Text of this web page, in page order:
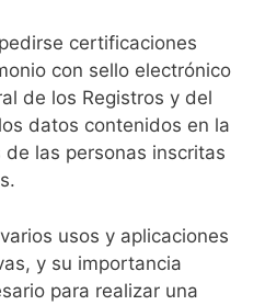
certificaciones
con sello electrónico
de los Registros y del
datos contenidos en la
las personas inscritas
usos y aplicaciones
y su importancia
para realizar una